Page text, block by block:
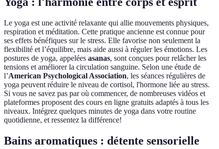
Le yoga est une activité relaxante qui allie mouvements physiques,
respiration et méditation. Cette pratique ancienne est connue pour
ses effets bénéfiques sur le stress. Elle favorise non seulement la
flexibilité et l’équilibre, mais aide aussi à réguler les émotions. Les
postures de yoga, appelées asanas, sont conçues pour relâcher les
tensions et améliorer la circulation sanguine. Selon une étude de
l’American Psychological Association, les séances régulières de
yoga peuvent réduire le niveau de cortisol, l'hormone liée au stress.
Si vous ne savez pas par où commencer, de nombreuses vidéos et
plateformes proposent des cours en ligne gratuits adaptés à tous les
niveaux. Intégrez quelques minutes de yoga dans votre routine
quotidienne, et ressentez la différence!
Bains aromatiques : détente sensorielle